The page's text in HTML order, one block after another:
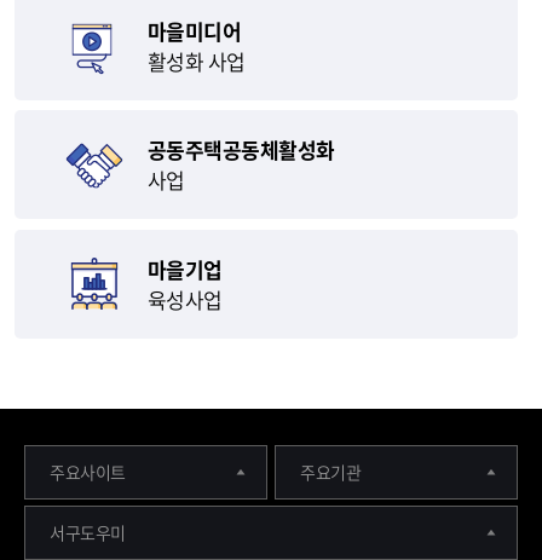
마을미디어
활성화 사업
공동주택공동체활성화
사업
마을기업
육성사업
서구도우미
주요사이트 주요기관